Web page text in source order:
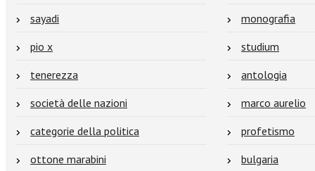
sayadi
monografia
pio x
studium
tenerezza
antologia
società delle nazioni
marco aurelio
categorie della politica
profetismo
ottone marabini
bulgaria